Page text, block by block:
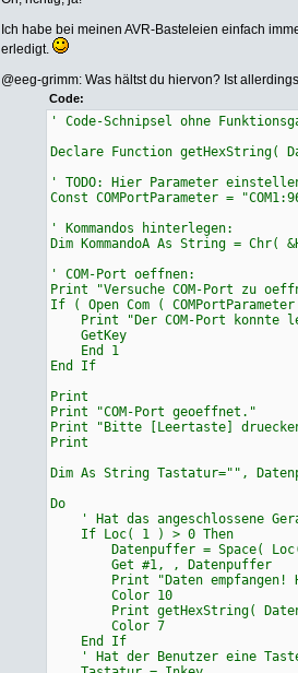
Ich habe bei meinen AVR-Basteleien einfach
erledigt.
@eeg-grimm: Was hältst du hiervon? Ist
Code:
' Code-Schnipsel ohne
Declare Function getHexString(
' TODO: Hier Parameter
Const COMPortParameter =
' Kommandos hinterlegen:
Dim KommandoA As String = Chr(
' COM-Port oeffnen:
Print "Versuche COM-Port zu
If ( Open Com (
Print "Der COM-Port konnte
GetKey
End 1
End If
Print
Print "COM-Port geoeffnet."
Print "Bitte [Leertaste] druecken
Print
Dim As String Tastatur="",
Do
' Hat das angeschlossene
If Loc( 1 ) > 0 Then
Datenpuffer = Space(
Get #1, , Datenpuffer
Print "Daten empfangen!
Color 10
Print getHexString(
Color 7
End If
' Hat der Benutzer eine Taste